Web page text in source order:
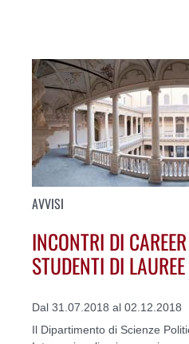
AVVISI
INCONTRI DI
STUDENTI DI
Dal 31.07.2018 al 02.12.2018
Il Dipartimento di Scienze